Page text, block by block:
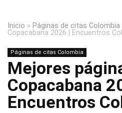
Inicio » Páginas de citas Colombia
Copacabana 2026 | Encuentros
Páginas de citas Colombia
Mejores
Copacabana
Encuentros